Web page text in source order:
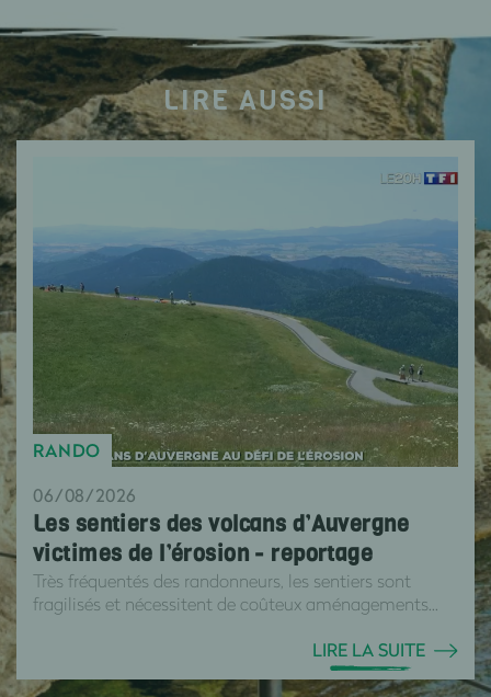
LIRE AUSSI
RANDO
06/08/2026
Les sentiers des volcans d’Auvergne
victimes de l’érosion - reportage
Très fréquentés des randonneurs, les sentiers sont
fragilisés et nécessitent de coûteux aménagements...
LIRE LA SUITE